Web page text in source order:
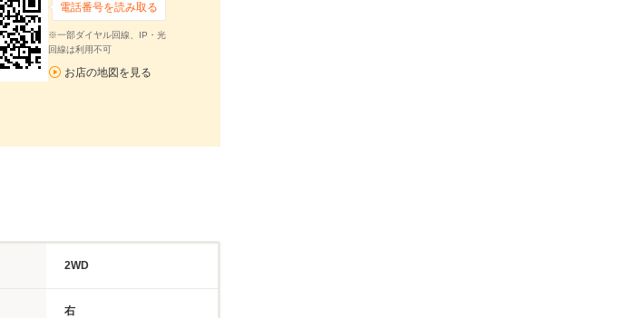
電話番号を読み取る
※一部ダイヤル回線、IP・光
回線は利用不可
お店の地図を見る
2WD
右